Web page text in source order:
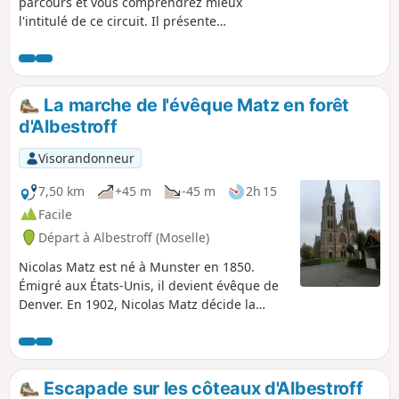
l'intitulé de ce circuit. Il présente
notable. Il s'agit du remarquable Étang
d'Albestroff, espace préservé avec une
faune très riche. L'essentiel du parcours
est en forêt sur de très larges chemins.
En cas de forte chaleur, cette
promenade est idéale, en famille par
exemple.
La marche de l'évêque Matz en forêt
d'Albestroff
Visorandonneur
7,50 km
+45 m -45 m
2h 15
Facile
Départ à Albestroff (Moselle)
Nicolas Matz est né à Munster en 1850.
Émigré aux États-Unis, il devient évêque de
Denver. En 1902, Nicolas Matz décide la
l'Immaculée Conception. Il se souvient de
son village d'enfance et demande à ce que la
cathédrale soit la réplique de la Collégiale
Escapade sur les côteaux d'Albestroff